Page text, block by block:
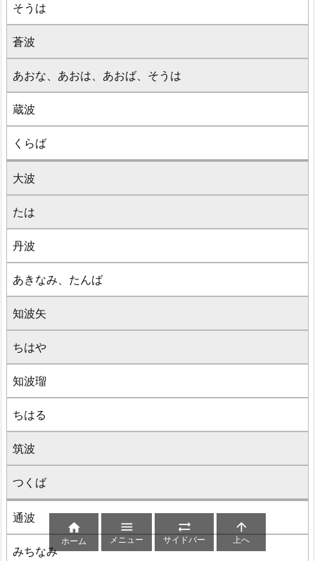
そうは
蒼波
あおな、あおは、あおば、そうは
蔵波
くらば
大波
たは
丹波
あきなみ、たんば
知波矢
ちはや
知波瑠
ちはる
筑波
つくば
通波
みちなみ

ホーム

メニュー

サイドバー

上へ